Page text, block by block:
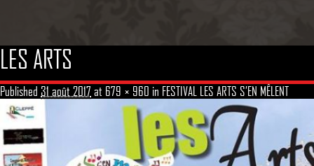
LES ARTS
Published 31 août 2017 at 679 × 960 in FESTIVAL LES ARTS S’EN MÊLENT